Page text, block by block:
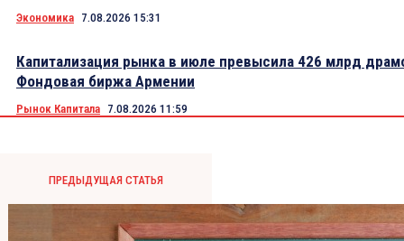
Экономика 7.08.2026 15:31
Капитализация рынка в июле превысила 426 млрд
Фондовая биржа Армении
Рынок Капитала 7.08.2026 11:59
ПРЕДЫДУЩАЯ СТАТЬЯ